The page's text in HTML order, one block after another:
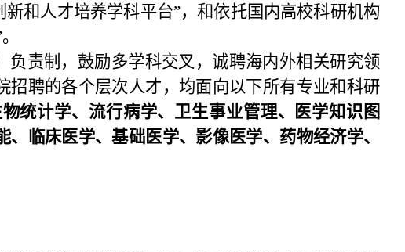
新和人才培养学科平台”，和依托国内高校科研机构
负责制，鼓励多学科交叉，诚聘海内外相关研究领
聘的各个层次人才，均面向以下所有专业和科研
统计学、流行病学、卫生事业管理、医学知识图
临床医学、基础医学、影像医学、药物经济学、